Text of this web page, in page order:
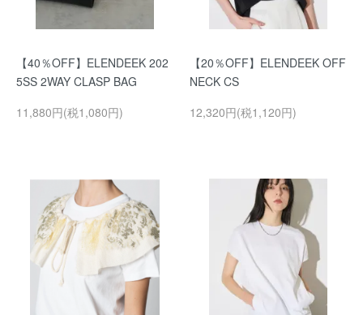
【40％OFF】ELENDEEK 202
5SS 2WAY CLASP BAG
11,880円(税1,080円)
【20％OFF】ELENDEEK OFF
NECK CS
12,320円(税1,120円)